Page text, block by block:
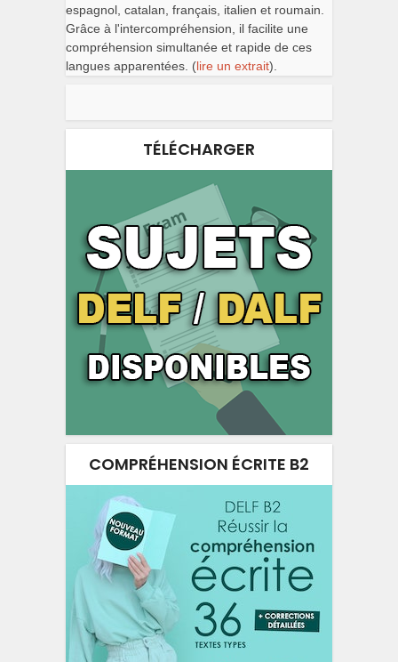
espagnol, catalan, français, italien et roumain.
Grâce à l'intercompréhension, il facilite une
compréhension simultanée et rapide de ces
langues apparentées. (lire un extrait).
TÉLÉCHARGER
COMPRÉHENSION ÉCRITE B2